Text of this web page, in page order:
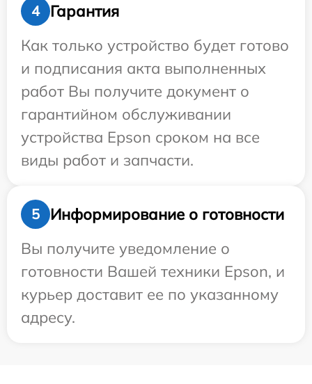
4
Гарантия
Как только устройство будет готово
и подписания акта выполненных
работ Вы получите документ о
гарантийном обслуживании
устройства Epson сроком на все
виды работ и запчасти.
5
Информирование о готовности
Вы получите уведомление о
готовности Вашей техники Epson, и
курьер доставит ее по указанному
адресу.